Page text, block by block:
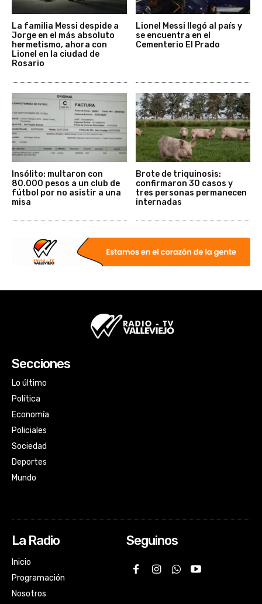
La familia Messi despide a
Jorge en el más absoluto
hermetismo, ahora con
Lionel en la ciudad de
Rosario
Lionel Messi llegó al país y
se encuentra en el
Cementerio El Prado
Insólito: multaron con
80.000 pesos a un club de
fútbol por no asistir a una
misa
Brote de triquinosis:
confirmaron 30 casos y
tres personas permanecen
internadas
Secciones
Lo último
Política
Economía
Policiales
Sociedad
Deportes
Mundo
La Radio
Inicio
Programación
Nosotros
Seguinos